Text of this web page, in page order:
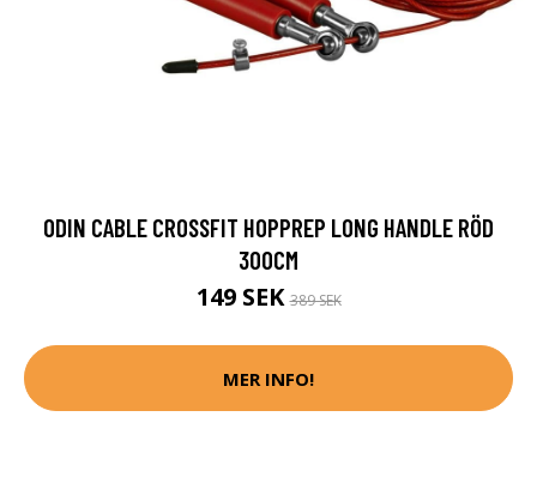
ODIN CABLE CROSSFIT HOPPREP LONG HANDLE RÖD
300CM
149 SEK389 SEK
MER INFO!